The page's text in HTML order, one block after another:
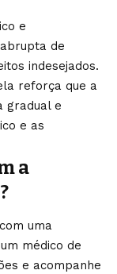
e
de
indesejados.
reforça que a
gradual e
e as
a
uma
médico de
e acompanhe